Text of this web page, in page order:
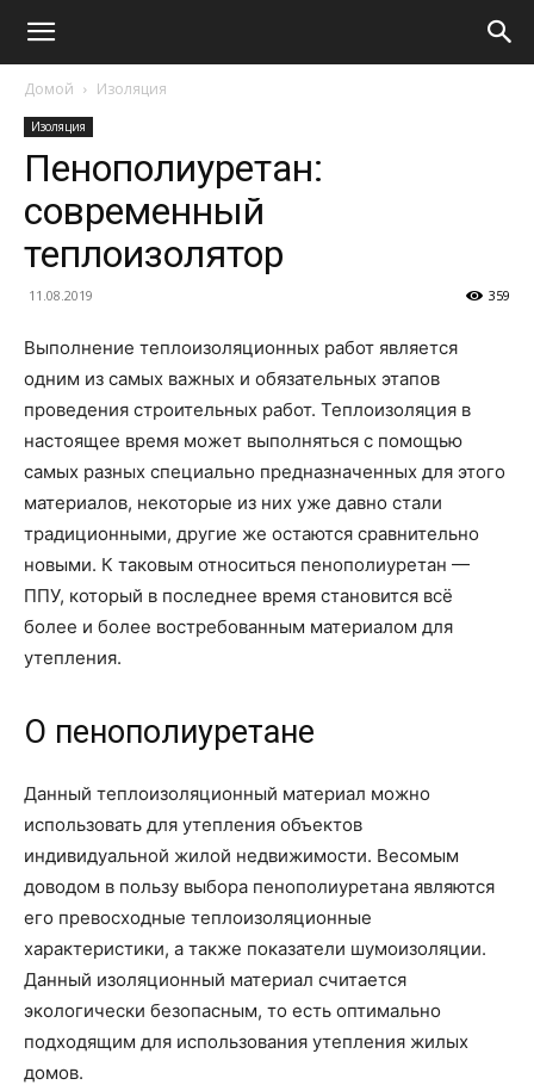
Домой Изоляция
Изоляция
Пенополиуретан:
современный
теплоизолятор
11.08.2019 359
Выполнение теплоизоляционных работ является
одним из самых важных и обязательных этапов
проведения строительных работ. Теплоизоляция в
настоящее время может выполняться с помощью
самых разных специально предназначенных для этого
материалов, некоторые из них уже давно стали
традиционными, другие же остаются сравнительно
новыми. К таковым относиться пенополиуретан —
ППУ, который в последнее время становится всё
более и более востребованным материалом для
утепления.
О пенополиуретане
Данный теплоизоляционный материал можно
использовать для утепления объектов
индивидуальной жилой недвижимости. Весомым
доводом в пользу выбора пенополиуретана являются
его превосходные теплоизоляционные
характеристики, а также показатели шумоизоляции.
Данный изоляционный материал считается
экологически безопасным, то есть оптимально
подходящим для использования утепления жилых
домов.